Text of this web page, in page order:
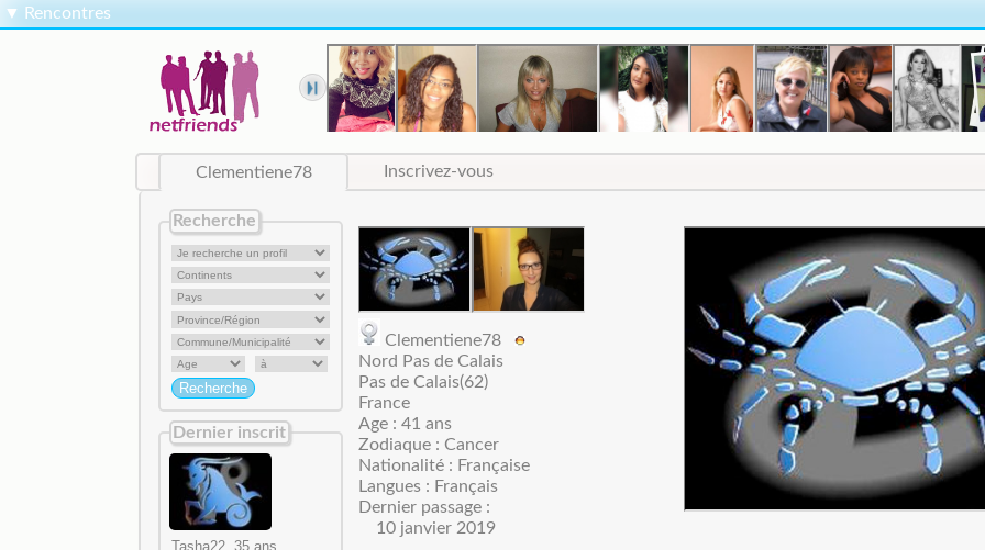
▼ Rencontres
Clementiene78 Inscrivez-vous
Recherche
Dernier inscrit
Clementiene78
Nord Pas de Calais
Pas de Calais(62)
France
Age : 41 ans
Zodiaque : Cancer
Nationalité : Française
Langues : Français
Dernier passage :
10 janvier 2019